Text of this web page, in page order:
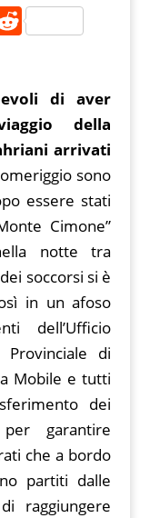
R
di
t
di aver
della
arrivati
sono
essere stati
Cimone”
notte tra
soccorsi si è
in un afoso
dell’Ufficio
Provinciale di
Mobile e tutti
dei
garantire
che a bordo
partiti dalle
raggiungere